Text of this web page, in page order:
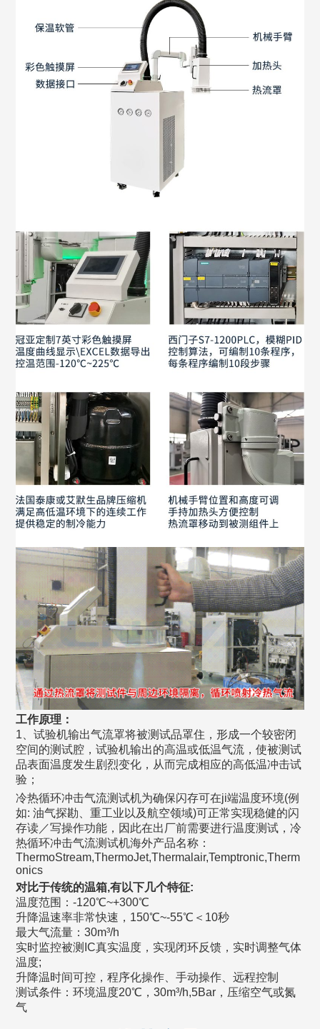
工作原理：
1、试验机输出气流罩将被测试品罩住，形成一个较密闭
空间的测试腔，试验机输出的高温或低温气流，使被测试
品表面温度发生剧烈变化，从而完成相应的高低温冲击试
验；
冷热循环冲击气流测试机为确保闪存可在ji端温度环境(例
如: 油气探勘、重工业以及航空领域)可正常实现稳健的闪
存读／写操作功能，因此在出厂前需要进行温度测试，冷
热循环冲击气流测试机海外产品名称：
ThermoStream,ThermoJet,Thermalair,Temptronic,Therm
onics
对比于传统的温箱,有以下几个特征:
温度范围：-120℃~+300℃
升降温速率非常快速，150℃~-55℃＜10秒
最大气流量：30m³/h
实时监控被测IC真实温度，实现闭环反馈，实时调整气体
温度;
升降温时间可控，程序化操作、手动操作、远程控制
测试条件：环境温度20℃，30m³/h,5Bar，压缩空气或氮
气